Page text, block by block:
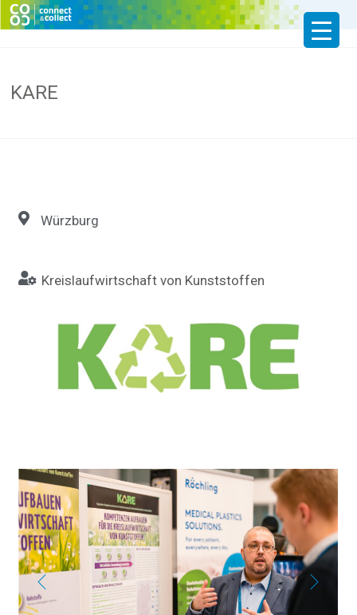
KARE
Würzburg
Kreislaufwirtschaft von Kunststoffen